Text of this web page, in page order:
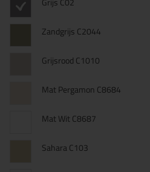
Zandgrijs C2044
Grijsrood C1010
Mat Pergamon C8684
Mat Wit C8687
Sahara C103